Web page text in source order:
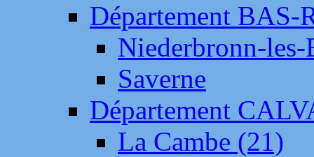
Département BAS-
Niederbronn-
Saverne
Département
La Cambe (21)